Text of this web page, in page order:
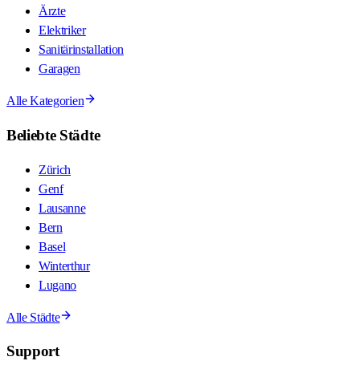
Ärzte
Elektriker
Sanitärinstallation
Garagen
Alle Kategorien
Beliebte Städte
Zürich
Genf
Lausanne
Bern
Basel
Winterthur
Lugano
Alle Städte
Support